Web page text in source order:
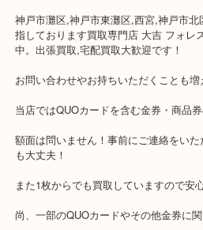
QUOカード クオカード 500円 金券（
全て
金券・商品券
QUOカード クオカード 500円 金券
です。
神戸市灘区,神戸市東灘区,西宮,神戸
中。出張買取,宅配買取大歓迎です！
当店ではQUOカードを含む金券・商